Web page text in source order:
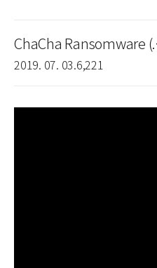
ChaCha Ransomware
2019. 07. 03.6,221